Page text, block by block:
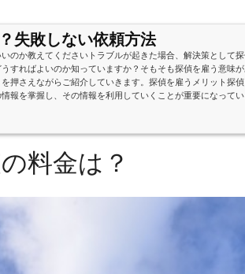
失敗しない依頼方法
のか教えてくださいトラブルが起きた場合、解決策として
すればよいのか知っていますか？そもそも探偵を雇う意味
押さえながらご紹介していきます。探偵を雇うメリット探
報を掌握し、その情報を利用していくことが重要になって
料金は？